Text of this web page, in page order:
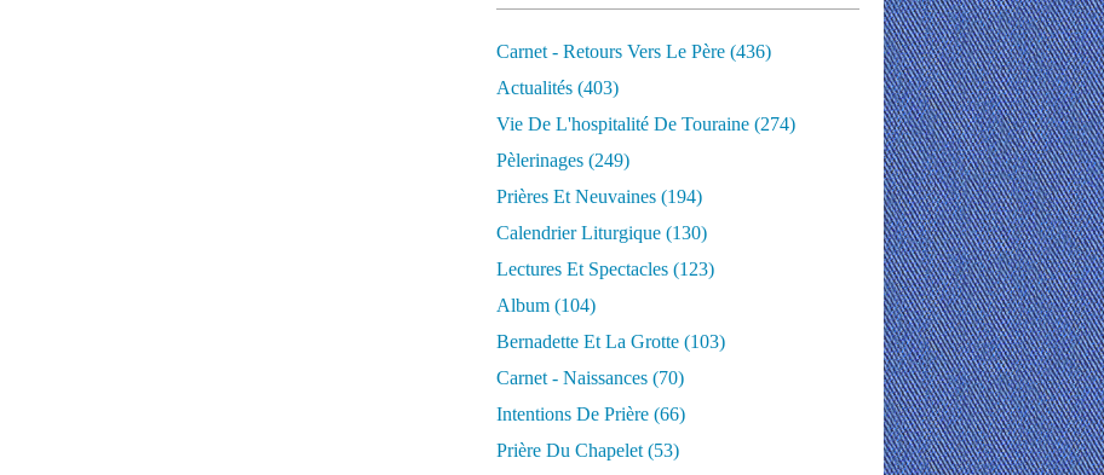
Carnet - Retours Vers Le Père (436)
Actualités (403)
Vie De L'hospitalité De Touraine (274)
Pèlerinages (249)
Prières Et Neuvaines (194)
Calendrier Liturgique (130)
Lectures Et Spectacles (123)
Album (104)
Bernadette Et La Grotte (103)
Carnet - Naissances (70)
Intentions De Prière (66)
Prière Du Chapelet (53)